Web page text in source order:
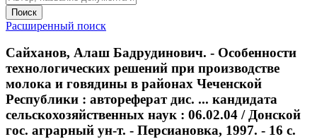
Поиск
Расширенный поиск
Сайханов, Алаш Бадрудинович. - Особенности
технологических решений при производстве
молока и говядины в районах Чеченской
Республики : автореферат дис. ... кандидата
сельскохозяйственных наук : 06.02.04 / Донской
гос. аграрный ун-т. - Персиановка, 1997. - 16 с.